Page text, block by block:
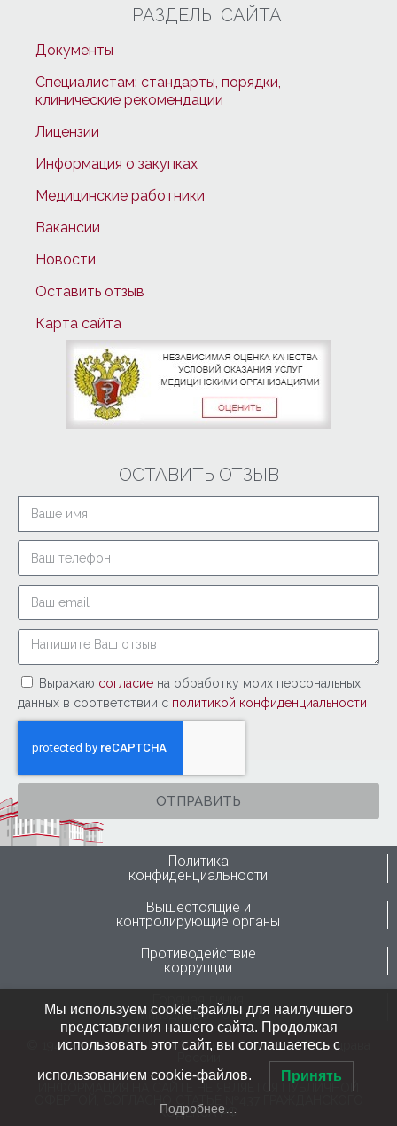
РАЗДЕЛЫ САЙТА
Документы
Специалистам: стандарты, порядки,
клинические рекомендации
Лицензии
Информация о закупках
Медицинские работники
Вакансии
Новости
Оставить отзыв
Карта сайта
ОСТАВИТЬ ОТЗЫВ
Выражаю согласие на обработку моих персональных
данных в соответствии с политикой конфиденциальности
ОТПРАВИТЬ
Политика
конфиденциальности
Вышестоящие и
контролирующие органы
Противодействие
коррупции
Горячая линия
Минздрава России
© 1946-2024 ФГБУ “ННИИТО им. Я.Л.Цивьяна” Минздрава
ИНФОРМАЦИЯ НА САЙТЕ НЕ ЯВЛЯЕТСЯ ПУБЛИЧНОЙ
ОФЕРТОЙ, СОГЛАСНО СТАТЬЕ №437 ГРАЖДАНСКОГО
КОДЕКСА РФ
Мы используем cookie-файлы для наилучшего
представления нашего сайта. Продолжая
использовать этот сайт, вы соглашаетесь с
использованием cookie-файлов. Принять
Подробнее…